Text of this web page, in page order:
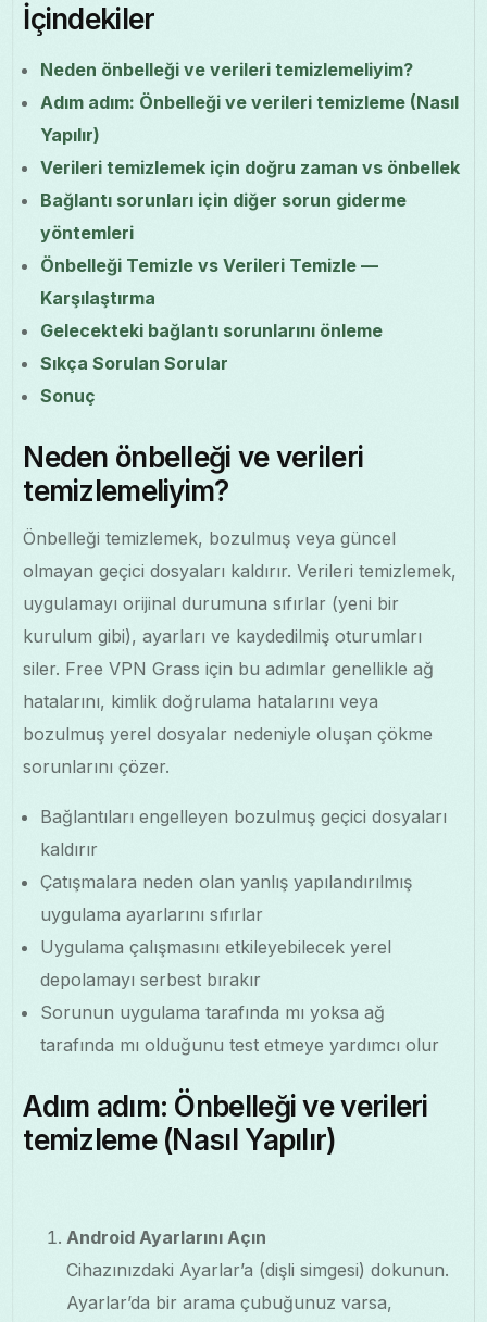
İçindekiler
Neden önbelleği ve verileri temizlemeliyim?
Adım adım: Önbelleği ve verileri temizleme (Nasıl
Yapılır)
Verileri temizlemek için doğru zaman vs önbellek
Bağlantı sorunları için diğer sorun giderme
yöntemleri
Önbelleği Temizle vs Verileri Temizle —
Karşılaştırma
Gelecekteki bağlantı sorunlarını önleme
Sıkça Sorulan Sorular
Sonuç
Neden önbelleği ve verileri
temizlemeliyim?
Önbelleği temizlemek, bozulmuş veya güncel
olmayan geçici dosyaları kaldırır. Verileri temizlemek,
uygulamayı orijinal durumuna sıfırlar (yeni bir
kurulum gibi), ayarları ve kaydedilmiş oturumları
siler. Free VPN Grass için bu adımlar genellikle ağ
hatalarını, kimlik doğrulama hatalarını veya
bozulmuş yerel dosyalar nedeniyle oluşan çökme
sorunlarını çözer.
Bağlantıları engelleyen bozulmuş geçici dosyaları
kaldırır
Çatışmalara neden olan yanlış yapılandırılmış
uygulama ayarlarını sıfırlar
Uygulama çalışmasını etkileyebilecek yerel
depolamayı serbest bırakır
Sorunun uygulama tarafında mı yoksa ağ
tarafında mı olduğunu test etmeye yardımcı olur
Adım adım: Önbelleği ve verileri
temizleme (Nasıl Yapılır)
Android Ayarlarını Açın
Cihazınızdaki Ayarlar’a (dişli simgesi) dokunun.
Ayarlar’da bir arama çubuğunuz varsa,